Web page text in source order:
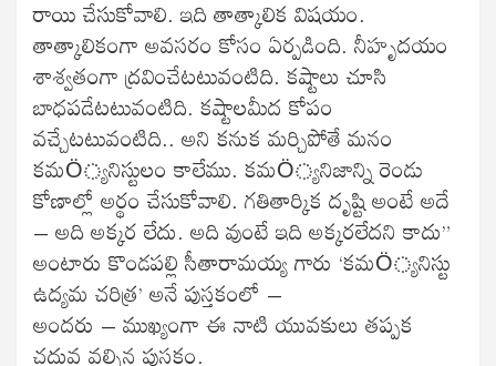
రాయి చేసుకోవాలి. ఇది తాత్కాలిక విషయం.
తాత్కాలికంగా అవసరం కోసం ఏర్పడింది. నీహృదయం
శాశ్వతంగా ద్రవించేటటువంటిది. కష్టాలు చూసి
బాధపడేటటువంటిది. కష్టాలమీద కోపం
వచ్చేటటువంటిది.. అని కనుక మర్చిపోతే మనం
కమÖ్యనిస్టులం కాలేము. కమÖ్యనిజాన్ని రెండు
కోణాల్లో అర్థం చేసుకోవాలి. గతితార్కిక దృష్టి అంటే అదే
– అది అక్కర లేదు. అది వుంటే ఇది అక్కరలేదని కాదు”
అంటారు కొండపల్లి సీతారామయ్య గారు ‘కమÖ్యనిస్టు
ఉద్యమ చరిత్ర’ అనే పుస్తకంలో –
అందరు – ముఖ్యంగా ఈ నాటి యువకులు తప్పక
చదువ వల్సిన పుస్తకం.